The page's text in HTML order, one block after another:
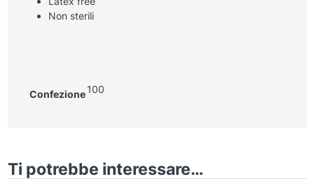
Non sterili
Confezione 100
Ti potrebbe interessare…